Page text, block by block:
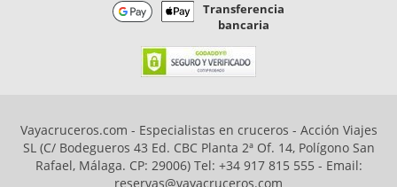
Transferencia
bancaria
Vayacruceros.com - Especialistas en cruceros - Acción Viajes
SL (C/ Bodegueros 43 Ed. CBC Planta 2ª Of. 14, Polígono San
Rafael, Málaga. CP: 29006) Tel: +34 917 815 555 - Email:
reservas@vayacruceros.com